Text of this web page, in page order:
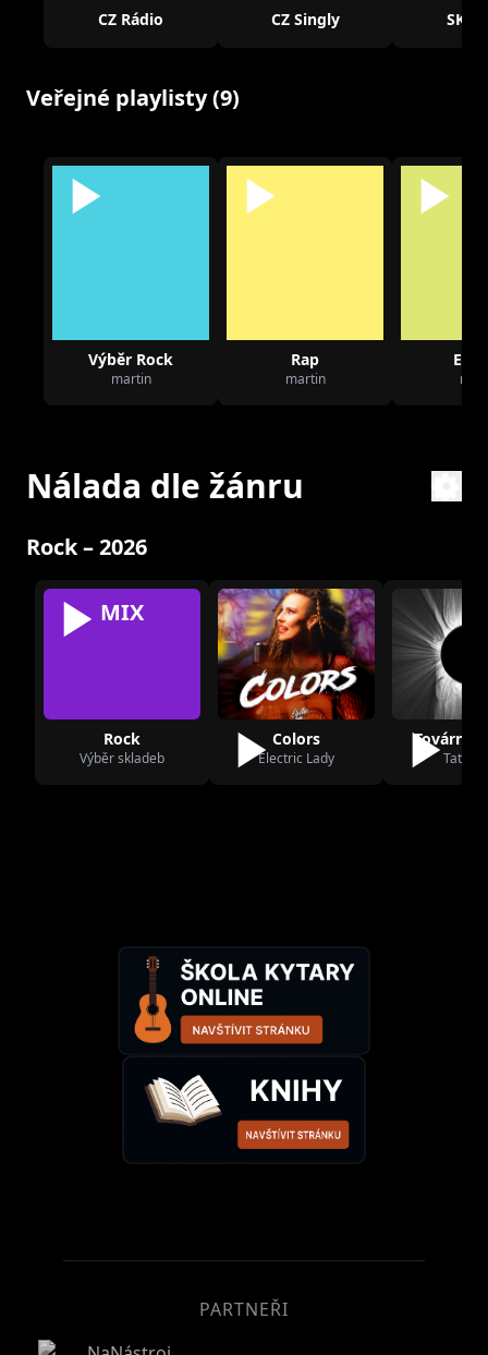
CZ Rádio CZ Singly SK
Veřejné playlisty (9)
Výběr Rock
martin
Rap
martin
Nálada dle žánru
Rock – 2026
MIX
Rock
Výběr skladeb
Colors
Electric Lady
Továrna
Tata
PARTNEŘI